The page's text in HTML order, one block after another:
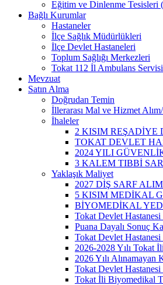
Eğitim ve Dinlenme Tesisleri
Bağlı Kurumlar
Hastaneler
İlçe Sağlık Müdürlükleri
İlçe Devlet Hastaneleri
Toplum Sağlığı Merkezleri
Tokat 112 İl Ambulans
Mevzuat
Satın Alma
Doğrudan Temin
İllerarası Mal ve Hizmet
İhaleler
2 KISIM REŞADİYE
TOKAT DEVLET
2024 YILI
3 KALEM TIBBİ
Yaklaşık Maliyet
2027 DİŞ SARF
5 KISIM MEDİKAL
BİYOMEDİKAL
Tokat Devlet
Puana Dayalı Sonuç
Tokat Devlet
2026-2028 Yılı Tokat
2026 Yılı
Tokat Devlet
Tokat İli Biyomedikal